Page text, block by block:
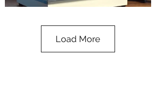
Load More